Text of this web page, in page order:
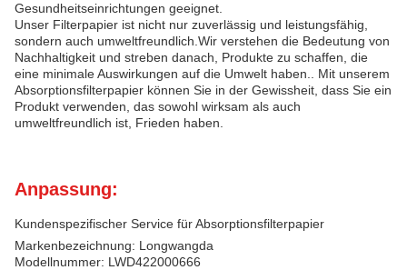
Gesundheitseinrichtungen geeignet.
Unser Filterpapier ist nicht nur zuverlässig und leistungsfähig,
sondern auch umweltfreundlich.Wir verstehen die Bedeutung von
Nachhaltigkeit und streben danach, Produkte zu schaffen, die
eine minimale Auswirkungen auf die Umwelt haben.. Mit unserem
Absorptionsfilterpapier können Sie in der Gewissheit, dass Sie ein
Produkt verwenden, das sowohl wirksam als auch
umweltfreundlich ist, Frieden haben.
Anpassung:
Kundenspezifischer Service für Absorptionsfilterpapier
Markenbezeichnung: Longwangda
Modellnummer: LWD422000666